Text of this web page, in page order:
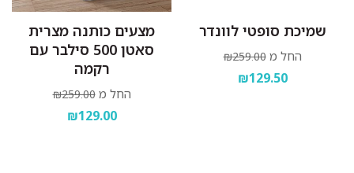
שמיכת סופטי לוונדר
החל מ ₪259.00
₪129.50
מצעים כותנה מצרית
סאטן 500 סילבר עם
רקמה
החל מ ₪259.00
₪129.00